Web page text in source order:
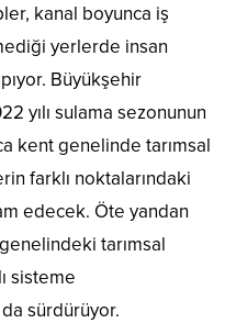
kanal boyunca iş
yerlerde insan
Büyükşehir
yılı sulama sezonunun
kent genelinde tarımsal
farklı noktalarındaki
edecek. Öte yandan
tarımsal
sisteme
sürdürüyor.